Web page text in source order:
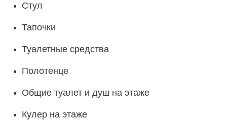
Стул
Тапочки
Туалетные средства
Полотенце
Общие туалет и душ на этаже
Кулер на этаже